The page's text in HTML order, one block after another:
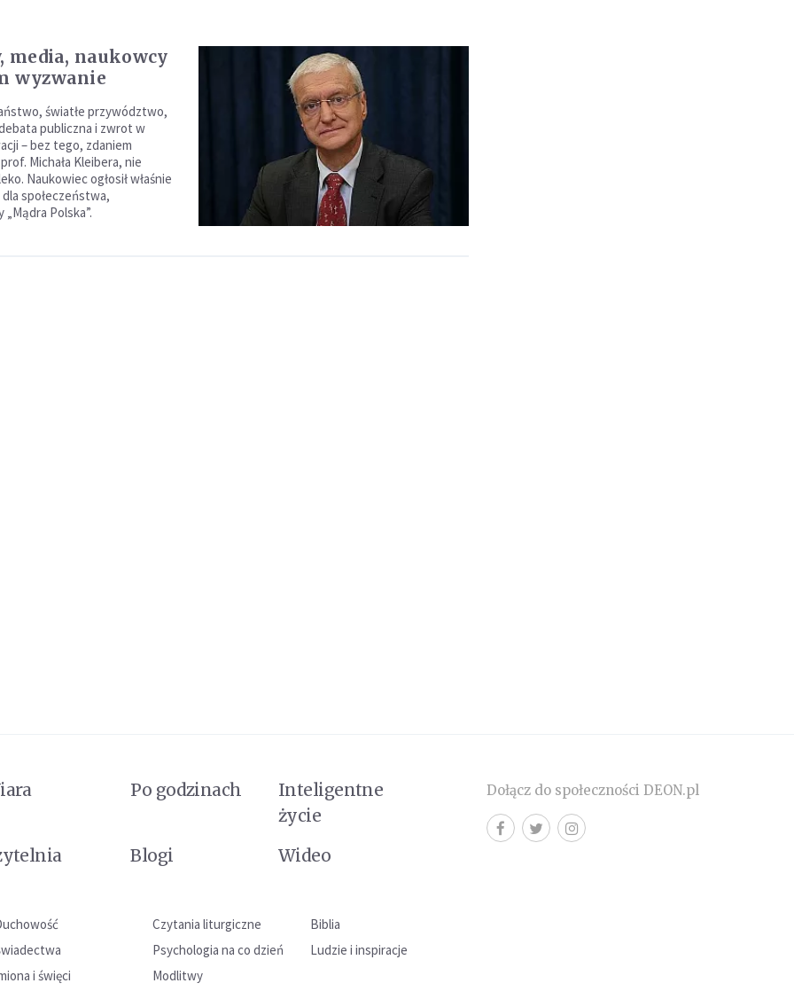
media, naukowcy
wyzwanie
światłe przywództwo,
publiczna i zwrot w
– bez tego, zdaniem
Michała Kleibera, nie
Naukowiec ogłosił właśnie
społeczeństwa,
Polska”.
Po godzinach
Inteligentne
życie
Blogi Wideo
Czytania liturgiczne
Biblia
Psychologia na co dzień
Ludzie i inspiracje
i święci Modlitwy
Dołącz do społeczności DEON.pl